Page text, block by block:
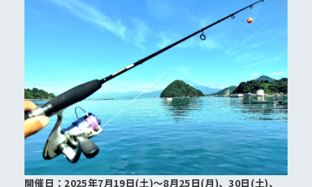
開催日：2025年7月19日(土)～8月25日(月)、30日(土)、